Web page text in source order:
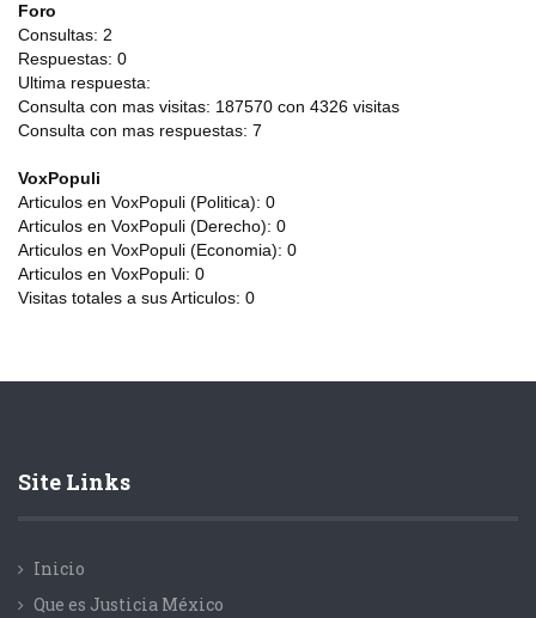
Foro
Consultas: 2
Respuestas: 0
Ultima respuesta:
Consulta con mas visitas: 187570 con 4326 visitas
Consulta con mas respuestas: 7
VoxPopuli
Articulos en VoxPopuli (Politica): 0
Articulos en VoxPopuli (Derecho): 0
Articulos en VoxPopuli (Economia): 0
Articulos en VoxPopuli: 0
Visitas totales a sus Articulos: 0
Site Links
Inicio
Que es Justicia México